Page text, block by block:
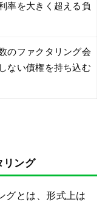
率を大きく超える負
のファクタリング会
ない債権を持ち込む
リング
グとは、形式上は